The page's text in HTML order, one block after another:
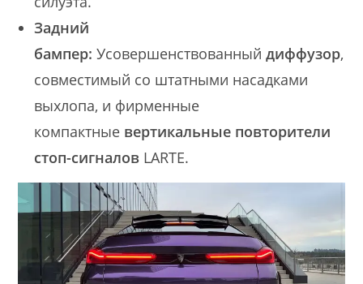
Задний
бампер: Усовершенствованныйдиффузор,
совместимый со штатными насадками
выхлопа, и фирменные
компактные вертикальные повторители
стоп-сигналов LARTE.